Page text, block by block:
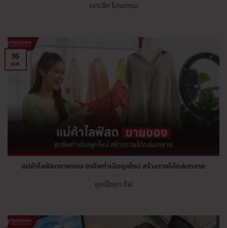
เจาะลึก โปรแกรม
แม่ค้าไลฟ์สดขายของ อาชีพทำเงินยุคใหม่ สร้างรายได้ถล่มทลาย
ยุคนี้ใครๆ ก็ผั
16
ม.ค.